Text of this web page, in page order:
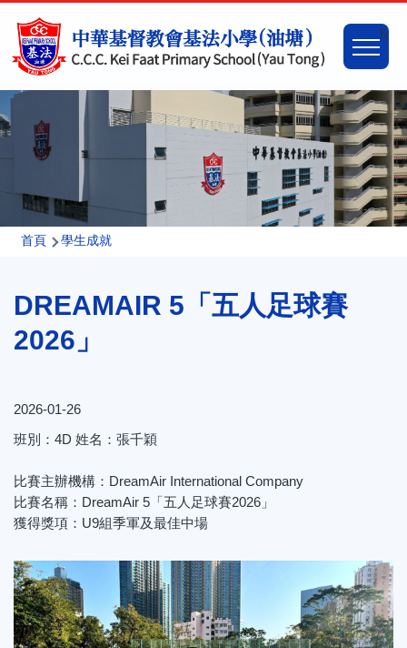
Main
導
連
結
首頁 學生成就
DREAMAIR 5「五人足球賽
2026」
2026-01-26
班別：4D 姓名：張千穎
比賽主辦機構：DreamAir International Company
比賽名稱：DreamAir 5「五人足球賽2026」
獲得獎項：U9組季軍及最佳中場